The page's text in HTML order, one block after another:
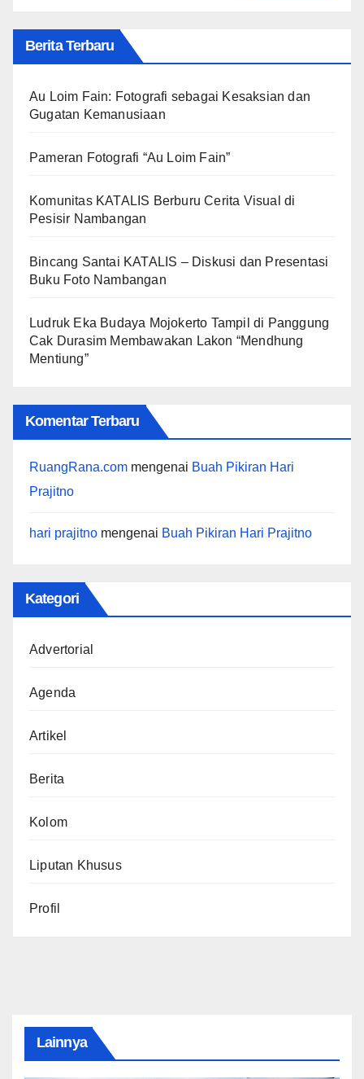
Berita Terbaru
Au Loim Fain: Fotografi sebagai Kesaksian dan
Gugatan Kemanusiaan
Pameran Fotografi “Au Loim Fain”
Komunitas KATALIS Berburu Cerita Visual di
Pesisir Nambangan
Bincang Santai KATALIS – Diskusi dan Presentasi
Buku Foto Nambangan
Ludruk Eka Budaya Mojokerto Tampil di Panggung
Cak Durasim Membawakan Lakon “Mendhung
Mentiung”
Komentar Terbaru
RuangRana.com mengenai Buah Pikiran Hari
Prajitno
hari prajitno mengenai Buah Pikiran Hari Prajitno
Kategori
Advertorial
Agenda
Artikel
Berita
Kolom
Liputan Khusus
Profil
Lainnya